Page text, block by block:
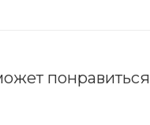
понравиться